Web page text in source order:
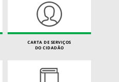
CARTA DE SERVIÇOS
DO CIDADÃO